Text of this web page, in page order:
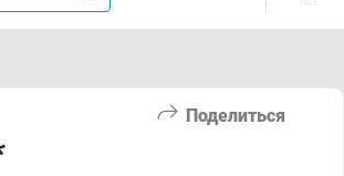
Поделиться